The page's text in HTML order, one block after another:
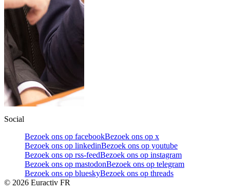
Social
Bezoek ons op facebookBezoek ons op x
Bezoek ons op linkedinBezoek ons op youtube
Bezoek ons op rss-feedBezoek ons op instagram
Bezoek ons op mastodonBezoek ons op telegram
Bezoek ons op blueskyBezoek ons op threads
© 2026 Euractiv FR